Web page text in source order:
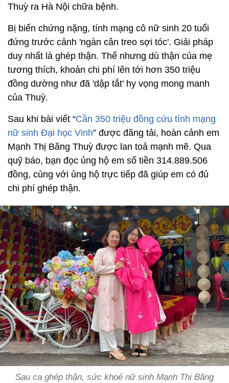
Thuỳ ra Hà Nội chữa bệnh.
Bị biến chứng nặng, tính mạng cô nữ sinh 20 tuổi
đứng trước cảnh 'ngàn cân treo sợi tóc'. Giải pháp
duy nhất là ghép thận. Thế nhưng dù thận của mẹ
tương thích, khoản chi phí lên tới hơn 350 triệu
đồng dường như đã 'dập tắt' hy vọng mong manh
của Thuỳ.
Sau khi bài viết “Cần 350 triệu đồng cứu tính mạng
nữ sinh Đại học Vinh” được đăng tải, hoàn cảnh em
Mạnh Thị Băng Thuỳ được lan toả mạnh mẽ. Qua
quỹ báo, bạn đọc ủng hộ em số tiền 314.889.506
đồng, cùng với ủng hộ trực tiếp đã giúp em có đủ
chi phí ghép thận.
Sau ca ghép thận, sức khoẻ nữ sinh Mạnh Thị Băng